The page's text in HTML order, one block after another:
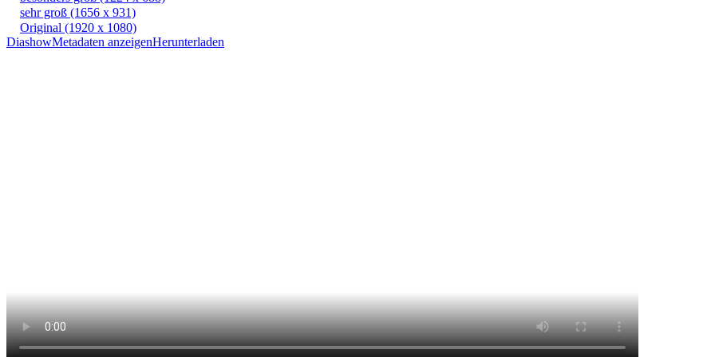
sehr groß (1656 x 931)
Original (1920 x 1080)
DiashowMetadaten anzeigenHerunterladen